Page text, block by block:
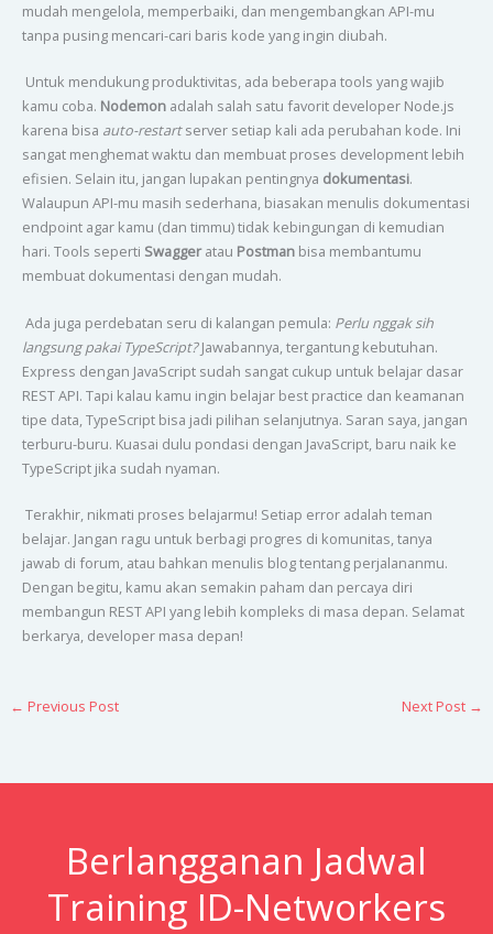
mudah mengelola, memperbaiki, dan mengembangkan API-mu
tanpa pusing mencari-cari baris kode yang ingin diubah.
Untuk mendukung produktivitas, ada beberapa tools yang wajib
kamu coba. Nodemonadalah salah satu favorit developer Node.js
karena bisa auto-restartserver setiap kali ada perubahan kode. Ini
sangat menghemat waktu dan membuat proses development lebih
efisien. Selain itu, jangan lupakan pentingnya dokumentasi.
Walaupun API-mu masih sederhana, biasakan menulis dokumentasi
endpoint agar kamu (dan timmu) tidak kebingungan di kemudian
hari. Tools seperti Swaggeratau Postmanbisa membantumu
membuat dokumentasi dengan mudah.
Ada juga perdebatan seru di kalangan pemula: Perlu nggak sih
langsung pakai TypeScript?Jawabannya, tergantung kebutuhan.
Express dengan JavaScript sudah sangat cukup untuk belajar dasar
REST API. Tapi kalau kamu ingin belajar best practice dan keamanan
tipe data, TypeScript bisa jadi pilihan selanjutnya. Saran saya, jangan
terburu-buru. Kuasai dulu pondasi dengan JavaScript, baru naik ke
TypeScript jika sudah nyaman.
Terakhir, nikmati proses belajarmu! Setiap error adalah teman
belajar. Jangan ragu untuk berbagi progres di komunitas, tanya
jawab di forum, atau bahkan menulis blog tentang perjalananmu.
Dengan begitu, kamu akan semakin paham dan percaya diri
membangun REST API yang lebih kompleks di masa depan. Selamat
berkarya, developer masa depan!
← Previous Post Next Post →
Berlangganan Jadwal
Training ID-Networkers